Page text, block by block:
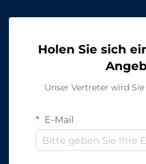
Holen Sie sich
Unser Vertreter wird
E-Mail